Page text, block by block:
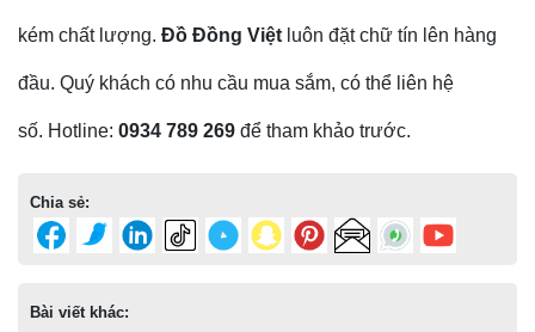
kém chất lượng. Đồ Đồng Việtluôn đặt chữ tín lên hàng
đầu. Quý khách có nhu cầu mua sắm, có thể liên hệ
số. Hotline: 0934 789 269 để tham khảo trước.
Chia sẻ:
Bài viết khác: